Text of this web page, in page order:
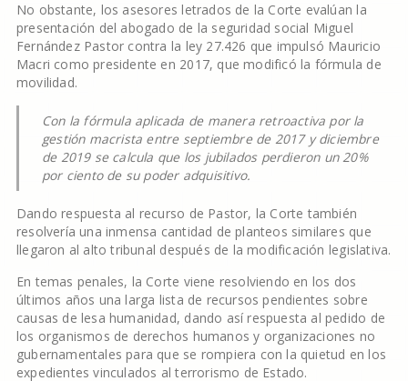
No obstante, los asesores letrados de la Corte evalúan la
presentación del abogado de la seguridad social Miguel
Fernández Pastor contra la ley 27.426 que impulsó Mauricio
Macri como presidente en 2017, que modificó la fórmula de
movilidad.
Con la fórmula aplicada de manera retroactiva por la
gestión macrista entre septiembre de 2017 y diciembre
de 2019 se calcula que los jubilados perdieron un 20%
por ciento de su poder adquisitivo.
Dando respuesta al recurso de Pastor, la Corte también
resolvería una inmensa cantidad de planteos similares que
llegaron al alto tribunal después de la modificación legislativa.
En temas penales, la Corte viene resolviendo en los dos
últimos años una larga lista de recursos pendientes sobre
causas de lesa humanidad, dando así respuesta al pedido de
los organismos de derechos humanos y organizaciones no
gubernamentales para que se rompiera con la quietud en los
expedientes vinculados al terrorismo de Estado.